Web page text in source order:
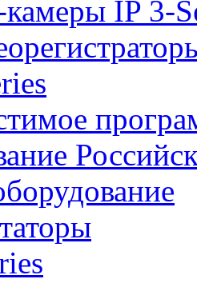
IP 3-